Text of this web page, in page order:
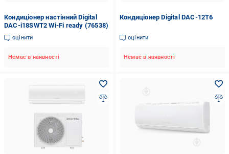
Кондиціонер настінний Digital
DAC-i18SWT2 Wi-Fi ready (76538)
оцінити
Немає в наявності
Кондиціонер Digital DAC-12T6
оцінити
Немає в наявності